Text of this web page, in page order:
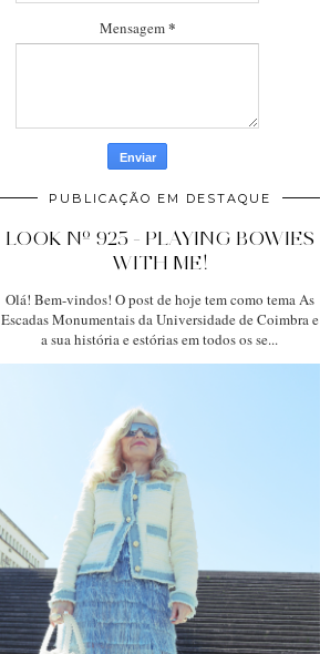
Mensagem*
PUBLICAÇÃO EM DESTAQUE
LOOK Nº 925 - PLAYING BOWIES
WITH ME!
Olá! Bem-vindos! O post de hoje tem como tema As
Escadas Monumentais da Universidade de Coimbra e
a sua história e estórias em todos os se...